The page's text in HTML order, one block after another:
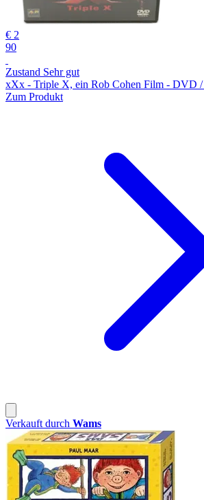
€ 2
90
Zustand Sehr gut
xXx - Triple X, ein Rob Cohen Film - DVD
Zum Produkt
Verkauft durch Wams